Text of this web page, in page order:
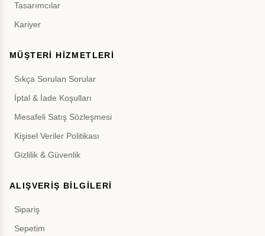
Tasarımcılar
Kariyer
MÜŞTERİ HİZMETLERİ
Sıkça Sorulan Sorular
İptal & İade Koşulları
Mesafeli Satış Sözleşmesi
Kişisel Veriler Politikası
Gizlilik & Güvenlik
ALIŞVERİŞ BİLGİLERİ
Sipariş
Sepetim